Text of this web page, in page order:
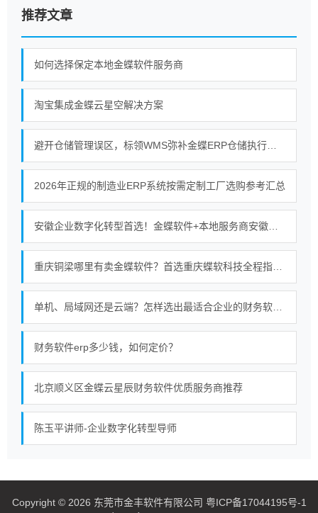
推荐文章
如何选择保定本地金蝶软件服务商
淘宝集成金蝶云星空解决方案
2026年正规的制造业ERP系统按需定制工厂选购参考汇总
财务软件erp多少钱，如何定价？
北京顺义区金蝶云星辰财务软件优质服务商推荐
陈玉平讲师-企业数字化转型导师
Copyright © 2026 东莞市金丰软件有限公司 粤ICP备17044195号-1